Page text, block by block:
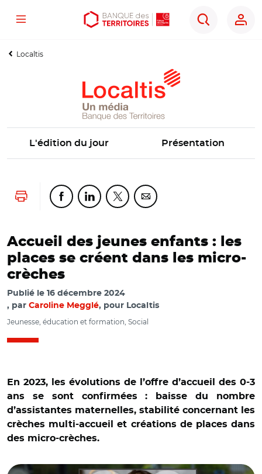
Aller
contenu
Aller
menu
Ouvrir
outils
Menu
Rechercher
Localtis
L'édition du jour Présentation
Lancer l'impressionPartager cette page sur Facebook
Partager cette page sur Linkedin
Partager cette page sur Twitter
Partager cette page sur
Accueil des jeunes enfants : les
places se créent dans les micro-
crèches
Publié le 16 décembre 2024
par Caroline Megglé, pour Localtis
Jeunesse, éducation et formation, Social
En 2023, les évolutions de l’offre d’accueil des 0-3
ans se sont confirmées : baisse du nombre
d’assistantes maternelles, stabilité concernant les
crèches multi-accueil et créations de places dans
des micro-crèches.